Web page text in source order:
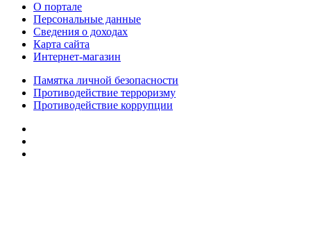
О портале
Персональные данные
Сведения о доходах
Карта сайта
Интернет-магазин
Памятка личной безопасности
Противодействие терроризму
Противодействие коррупции